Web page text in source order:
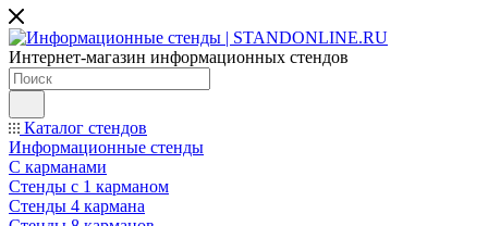
Интернет-магазин информационных стендов
Каталог стендов
Информационные стенды
С карманами
Стенды с 1 карманом
Стенды 4 кармана